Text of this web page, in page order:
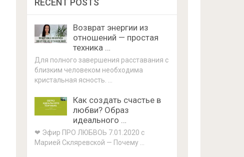
RECENT POSTS
Возврат энергии из
отношений — простая
техника …
Для полного завершения расставания с
близким человеком необходима
кристальная ясность. …
Как создать счастье в
любви? Образ
идеального …
❤ Эфир ПРО ЛЮБВОЬ 7.01.2020 с
Марией Скляревской — Почему …